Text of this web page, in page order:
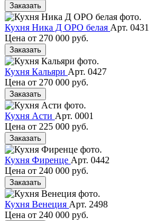
Заказать
Кухня Ника Д ОРО белая Арт. 0431
Цена от 270 000 руб.
Заказать
Кухня Кальяри Арт. 0427
Цена от 270 000 руб.
Заказать
Кухня Асти Арт. 0001
Цена от 225 000 руб.
Заказать
Кухня Фиренце Арт. 0442
Цена от 240 000 руб.
Заказать
Кухня Венеция Арт. 2498
Цена от 240 000 руб.